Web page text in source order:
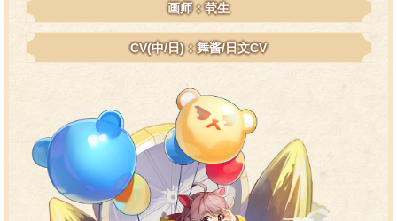
画师：茕生
CV(中/日)：舞酱/日文CV